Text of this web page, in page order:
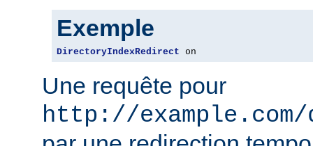
Exemple
DirectoryIndexRedirect on
Une requête pour
http://example.com/